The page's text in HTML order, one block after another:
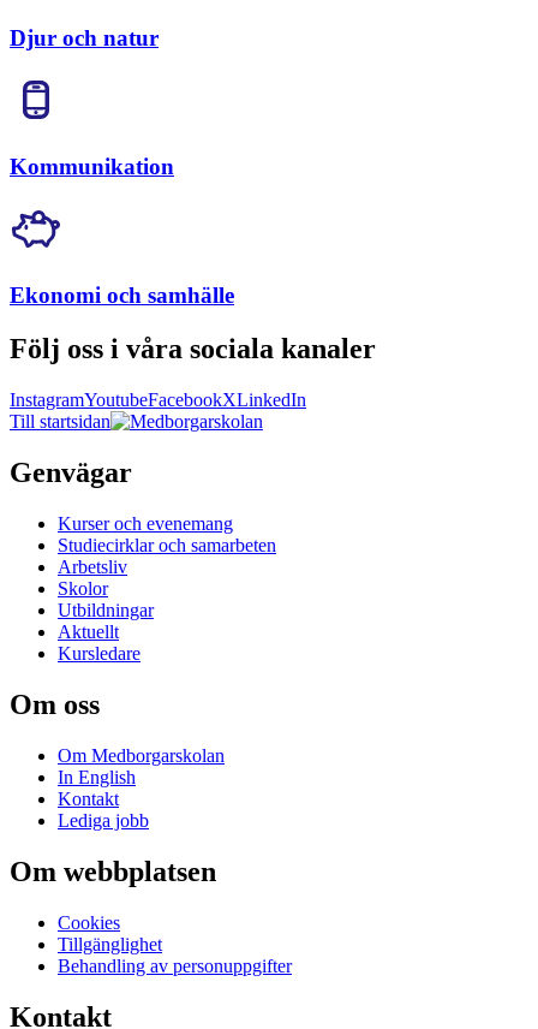
Djur och natur
Kommunikation
Ekonomi och samhälle
Följ oss i våra sociala kanaler
InstagramYoutubeFacebookXLinkedIn
Till startsidan
Genvägar
Kurser och evenemang
Studiecirklar och samarbeten
Arbetsliv
Skolor
Utbildningar
Aktuellt
Kursledare
Om oss
Om Medborgarskolan
In English
Kontakt
Lediga jobb
Om webbplatsen
Cookies
Tillgänglighet
Behandling av personuppgifter
Kontakt